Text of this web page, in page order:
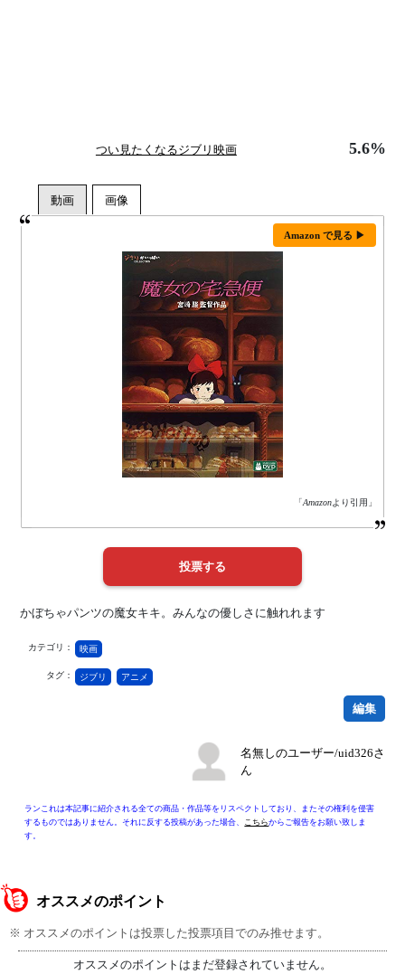
つい見たくなるジブリ映画 5.6%
Amazon で見る ▶
「Amazonより引用」
かぼちゃパンツの魔女キキ。みんなの優しさに触れれます
カテゴリ： 映画
タグ： ジブリ アニメ
編集
名無しのユーザー/uid326さ
ん
ランこれは本記事に紹介される全ての商品・作品等をリスペクトしており、またその権利を侵害
するものではありません。それに反する投稿があった場合、 こちらからご報告をお願い致しま
す。
オススメのポイント
※ オススメのポイントは投票した投票項目でのみ推せます。
オススメのポイントはまだ登録されていません。